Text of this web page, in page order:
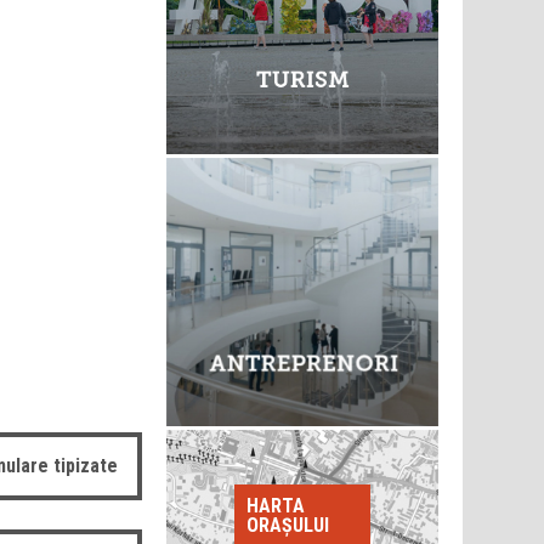
tipizate
HARTA
ORAȘULUI